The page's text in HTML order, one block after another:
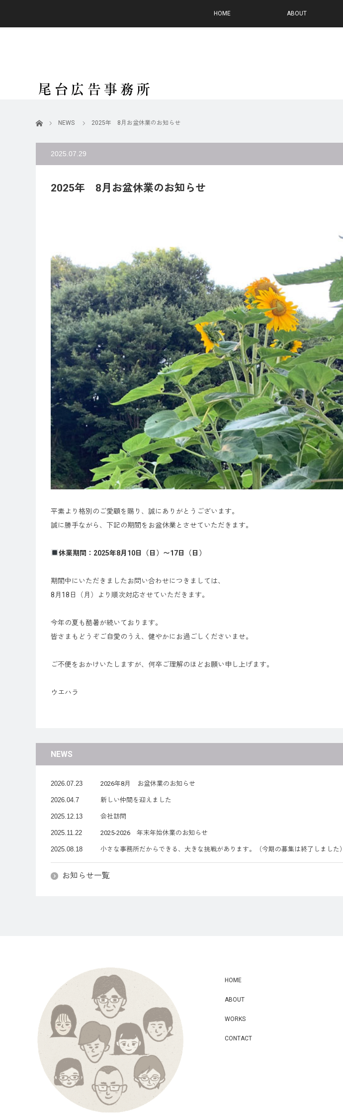
HOME ABOUT
ホーム NEWS 2025年 8月お盆休業のお知らせ
2025.07.29
2025年 8月お盆休業のお知らせ
平素より格別のご愛顧を賜り、誠にありがとうございます。
誠に勝手ながら、下記の期間をお盆休業とさせていただきます。
休業期間：2025年8月10日（日）〜17日（日）
期間中にいただきましたお問い合わせにつきましては、
8月18日（月）より順次対応させていただきます。
今年の夏も酷暑が続いております。
皆さまもどうぞご自愛のうえ、健やかにお過ごしくださいませ。
ご不便をおかけいたしますが、何卒ご理解のほどお願い申し上げます。
ウエハラ
NEWS
2026.07.23 2026年8月 お盆休業のお知らせ
2026.04.7 新しい仲間を迎えました
2025.12.13 会社訪問
2025.11.22 2025-2026 年末年始休業のお知らせ
2025.08.18 小さな事務所だからできる、大きな挑戦があります。（今期の募集は終了しました）
お知らせ一覧
HOME
ABOUT
WORKS
CONTACT